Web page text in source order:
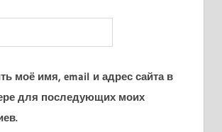
моё имя, email и адрес сайта в
для последующих моих